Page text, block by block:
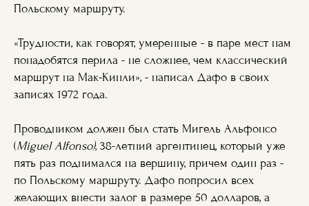
Польскому маршруту.
«Трудности, как говорят, умеренные - в паре мест нам
понадобятся перила - не сложнее, чем классический
маршрут на Мак-Кинли», - написал Дафо в своих
записях 1972 года.
Проводником должен был стать Мигель Альфонсо
(Miguel Alfonso), 38-летний аргентинец, который уже
пять раз поднимался на вершину, причем один раз -
по Польскому маршруту. Дафо попросил всех
желающих внести залог в размере 50 долларов, а